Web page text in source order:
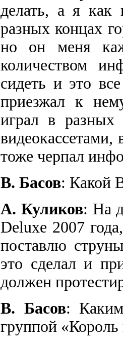
делать, а я
разных концах
но он меня
количеством
сидеть и это
приезжал к
играл в разных
видеокассетами,
тоже черпал
В. Басов: Какой
А. Куликов: На
Deluxe 2007
поставлю
это сделал и
должен
В. Басов: Каким
группой